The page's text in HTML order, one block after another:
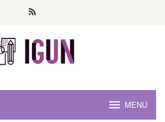
MENU